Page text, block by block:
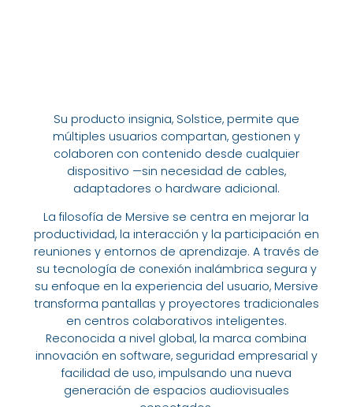
Su producto insignia, Solstice, permite que
múltiples usuarios compartan, gestionen y
colaboren con contenido desde cualquier
dispositivo —sin necesidad de cables,
adaptadores o hardware adicional.
La filosofía de Mersive se centra en mejorar la
productividad, la interacción y la participación en
reuniones y entornos de aprendizaje. A través de
su tecnología de conexión inalámbrica segura y
su enfoque en la experiencia del usuario, Mersive
transforma pantallas y proyectores tradicionales
en centros colaborativos inteligentes.
Reconocida a nivel global, la marca combina
innovación en software, seguridad empresarial y
facilidad de uso, impulsando una nueva
generación de espacios audiovisuales